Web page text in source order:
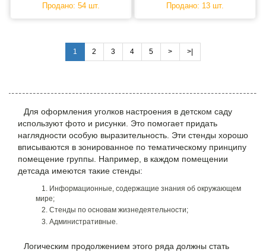
Продано: 54 шт. Продано: 13 шт.
1 2 3 4 5 > >|
Для оформления уголков настроения в детском саду
используют фото и рисунки. Это помогает придать
наглядности особую выразительность. Эти стенды хорошо
вписываются в зонированное по тематическому принципу
помещение группы. Например, в каждом помещении
детсада имеются такие стенды:
Информационные, содержащие знания об окружающем
мире;
Стенды по основам жизнедеятельности;
Административные.
Логическим продолжением этого ряда должны стать